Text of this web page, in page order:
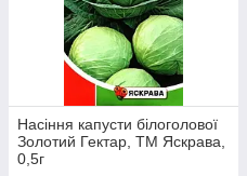
Насіння капусти білоголової
Золотий Гектар, ТМ Яскрава,
0,5г